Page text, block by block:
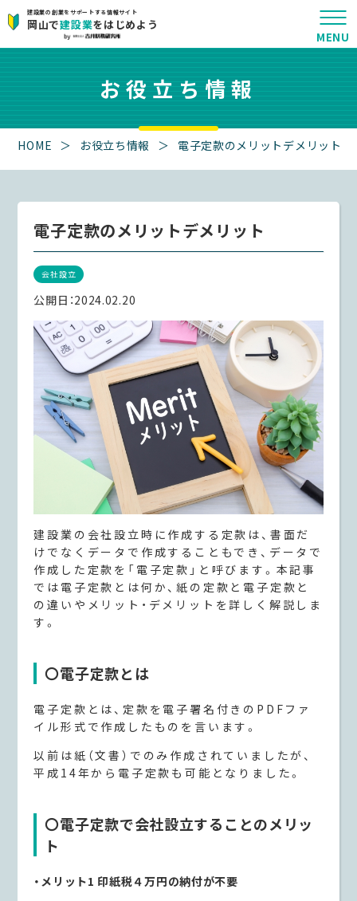
建設業の創業をサポートする情報サイト
岡山で建設業をはじめよう
お役立ち情報
HOME ＞ お役立ち情報 ＞ 電子定款のメリットデメリット
電子定款のメリットデメリット
会社設立
公開日：2024.02.20
建設業の会社設立時に作成する定款は、書面だ
けでなくデータで作成することもでき、データで
作成した定款を「電子定款」と呼びます。本記事
では電子定款とは何か、紙の定款と電子定款と
の違いやメリット・デメリットを詳しく解説しま
す。
〇電子定款とは
電子定款とは、定款を電子署名付きのPDFファ
イル形式で作成したものを言います。
以前は紙（文書）でのみ作成されていましたが、
平成14年から電子定款も可能となりました。
〇電子定款で会社設立することのメリッ
ト
・メリット1 印紙税４万円の納付が不要